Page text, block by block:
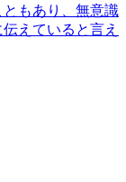
もあり、無意識
えていると言え